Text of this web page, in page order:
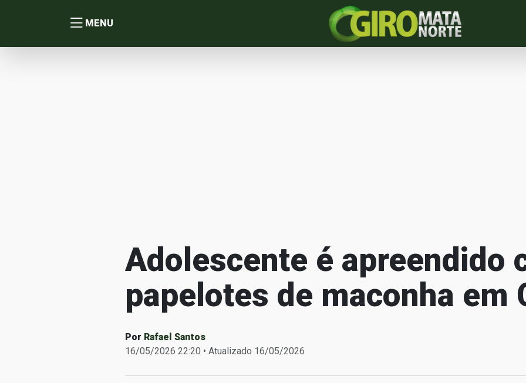
MENU
Adolescente é apreendido
papelotes de maconha em
Por Rafael Santos
16/05/2026 22:20 • Atualizado 16/05/2026